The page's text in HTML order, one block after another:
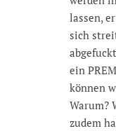
lassen,
sich
ein
können
Warum?
zudem